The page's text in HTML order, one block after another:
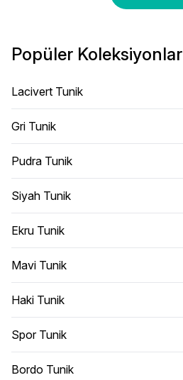
Popüler Koleksiyonlar
Lacivert Tunik
Gri Tunik
Pudra Tunik
Siyah Tunik
Ekru Tunik
Mavi Tunik
Haki Tunik
Spor Tunik
Bordo Tunik